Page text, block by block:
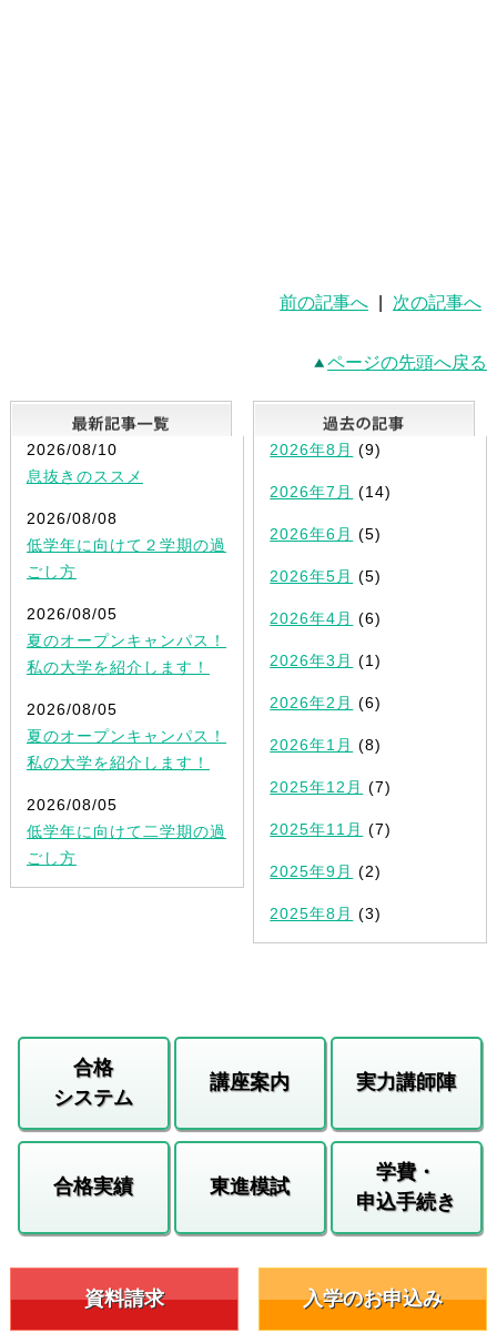
前の記事へ 次の記事へ
ページの先頭へ戻る
最新記事一覧
2026/08/10
息抜きのススメ
2026/08/08
低学年に向けて２学期の過
ごし方
2026/08/05
夏のオープンキャンパス！
私の大学を紹介します！
2026/08/05
夏のオープンキャンパス！
私の大学を紹介します！
2026/08/05
低学年に向けて二学期の過
ごし方
2026年8月 (9)
2026年7月 (14)
2026年6月 (5)
2026年5月 (5)
2026年4月 (6)
2026年3月 (1)
2026年2月 (6)
2026年1月 (8)
2025年12月 (7)
2025年11月 (7)
2025年9月 (2)
2025年8月 (3)
合格
システム
講座案内 実力講師陣
合格実績 東進模試
学費・
申込手続き
資料請求 入学のお申込み